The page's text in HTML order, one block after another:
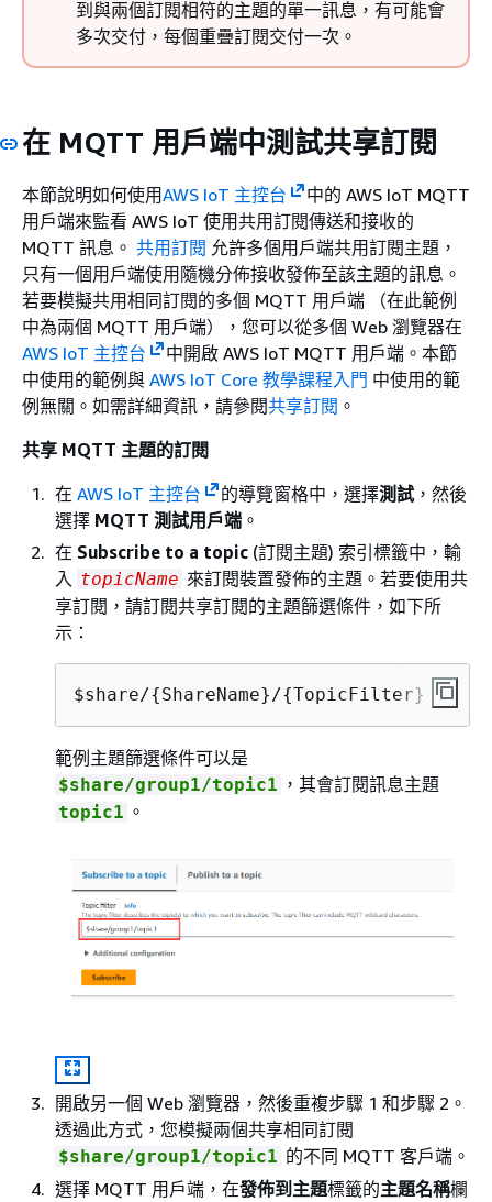
到與兩個訂閱相符的主題的單一訊息，有可能會
多次交付，每個重疊訂閱交付一次。
在 MQTT 用戶端中測試共享訂閱
本節說明如何使用AWS IoT 主控台
中的 AWS IoT MQTT
用戶端來監看 AWS IoT 使用共用訂閱傳送和接收的
MQTT 訊息。 共用訂閱 允許多個用戶端共用訂閱主題，
只有一個用戶端使用隨機分佈接收發佈至該主題的訊息。
若要模擬共用相同訂閱的多個 MQTT 用戶端 （在此範例
中為兩個 MQTT 用戶端），您可以從多個 Web 瀏覽器在
AWS IoT 主控台
中開啟 AWS IoT MQTT 用戶端。本節
中使用的範例與 AWS IoT Core 教學課程入門 中使用的範
例無關。如需詳細資訊，請參閱共享訂閱 。
共享 MQTT 主題的訂閱
在 AWS IoT 主控台 的導覽窗格中，選擇測試，然後
選擇 MQTT 測試用戶端 。
在 Subscribe to a topic (訂閱主題) 索引標籤中，輸
入 topicName 來訂閱裝置發佈的主題。若要使用共
享訂閱，請訂閱共享訂閱的主題篩選條件，如下所
示：
$share/{ShareName}/{TopicFilter}
範例主題篩選條件可以是
$share/group1/topic1 ，其會訂閱訊息主題
topic1 。
開啟另一個 Web 瀏覽器，然後重複步驟 1 和步驟 2。
透過此方式，您模擬兩個共享相同訂閱
$share/group1/topic1 的不同 MQTT 客戶端。
選擇 MQTT 用戶端，在發佈到主題標籤的主題名稱欄